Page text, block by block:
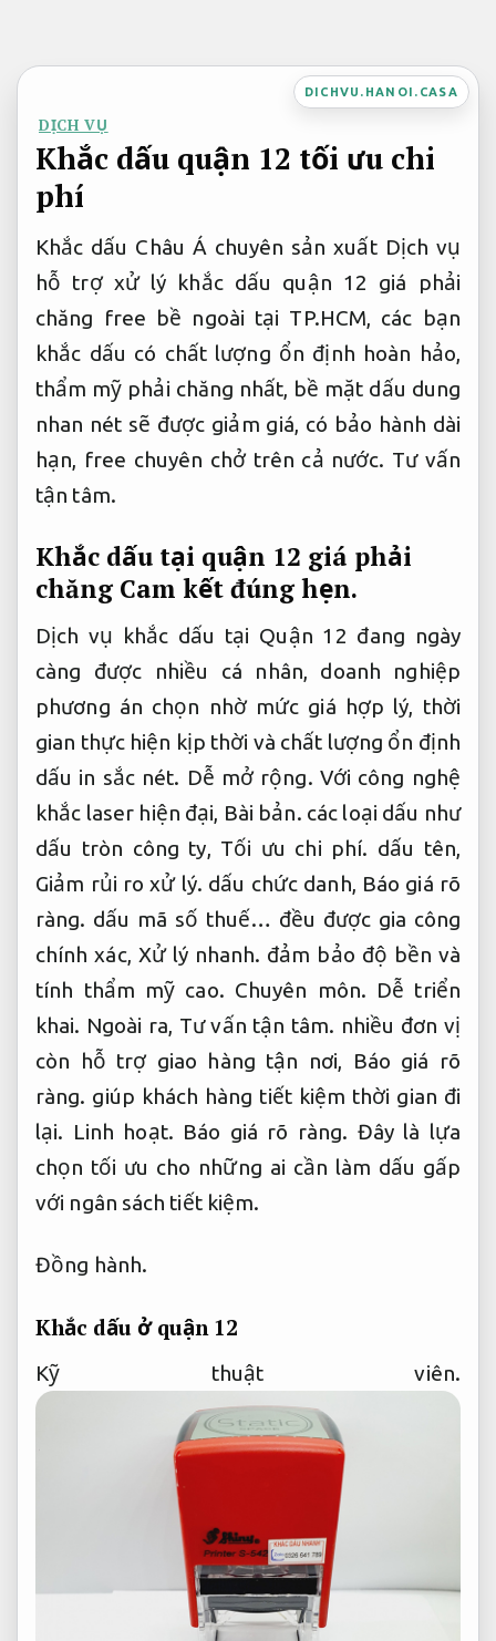
nội
dung
DICHVU.HANOI.CASA
DỊCH VỤ
Khắc dấu quận 12 tối ưu chi
phí
Khắc dấu Châu Á chuyên sản xuất Dịch vụ
hỗ trợ xử lý khắc dấu quận 12 giá phải
chăng free bề ngoài tại TP.HCM, các bạn
khắc dấu có chất lượng ổn định hoàn hảo,
thẩm mỹ phải chăng nhất, bề mặt dấu dung
nhan nét sẽ được giảm giá, có bảo hành dài
hạn, free chuyên chở trên cả nước. Tư vấn
tận tâm.
Khắc dấu tại quận 12 giá phải
chăng Cam kết đúng hẹn.
Dịch vụ khắc dấu tại Quận 12 đang ngày
càng được nhiều cá nhân, doanh nghiệp
phương án chọn nhờ mức giá hợp lý, thời
gian thực hiện kịp thời và chất lượng ổn định
dấu in sắc nét. Dễ mở rộng. Với công nghệ
khắc laser hiện đại, Bài bản. các loại dấu như
dấu tròn công ty, Tối ưu chi phí. dấu tên,
Giảm rủi ro xử lý. dấu chức danh, Báo giá rõ
ràng. dấu mã số thuế… đều được gia công
chính xác, Xử lý nhanh. đảm bảo độ bền và
tính thẩm mỹ cao. Chuyên môn. Dễ triển
khai. Ngoài ra, Tư vấn tận tâm. nhiều đơn vị
còn hỗ trợ giao hàng tận nơi, Báo giá rõ
ràng. giúp khách hàng tiết kiệm thời gian đi
lại. Linh hoạt. Báo giá rõ ràng. Đây là lựa
chọn tối ưu cho những ai cần làm dấu gấp
với ngân sách tiết kiệm.
Đồng hành.
Khắc dấu ở quận 12
Kỹ thuật viên.